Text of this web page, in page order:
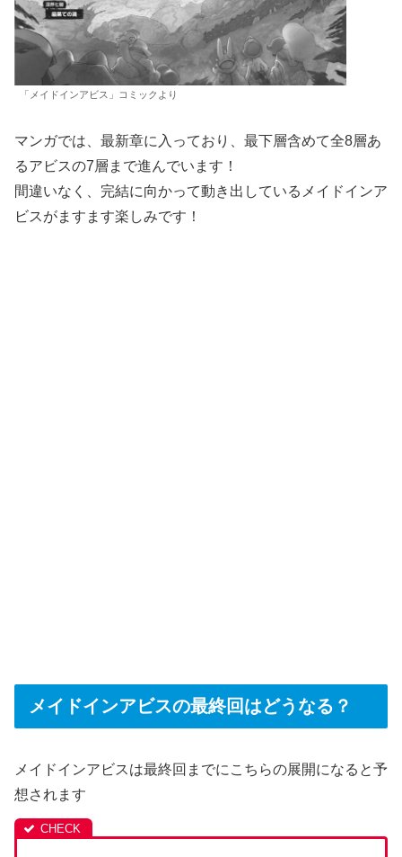
「メイドインアビス」コミックより
マンガでは、最新章に入っており、最下層含めて全8層あ
るアビスの7層まで進んでいます！
間違いなく、完結に向かって動き出しているメイドインア
ビスがますます楽しみです！
メイドインアビスの最終回はどうなる？
メイドインアビスは最終回までにこちらの展開になると予
想されます